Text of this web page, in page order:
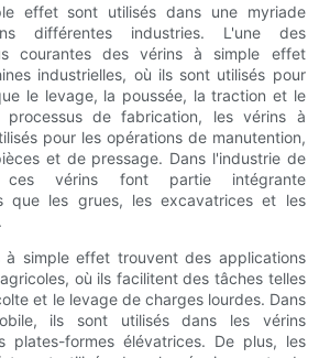
effet sont utilisés dans une myriade
différentes industries. L'une des
courantes des vérins à simple effet
industrielles, où ils sont utilisés pour
le levage, la poussée, la traction et le
processus de fabrication, les vérins à
pour les opérations de manutention,
et de pressage. Dans l'industrie de
ces vérins font partie intégrante
que les grues, les excavatrices et les
à simple effet trouvent des applications
où ils facilitent des tâches telles
et le levage de charges lourdes. Dans
ils sont utilisés dans les vérins
plates-formes élévatrices. De plus, les